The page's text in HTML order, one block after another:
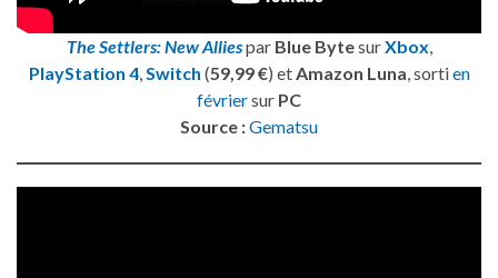
The Settlers: New Alliespar Blue BytesurXbox,
PlayStation 4,Switch (59,99 €) etAmazon Luna, sortien
févriersur PC
Source :Gematsu